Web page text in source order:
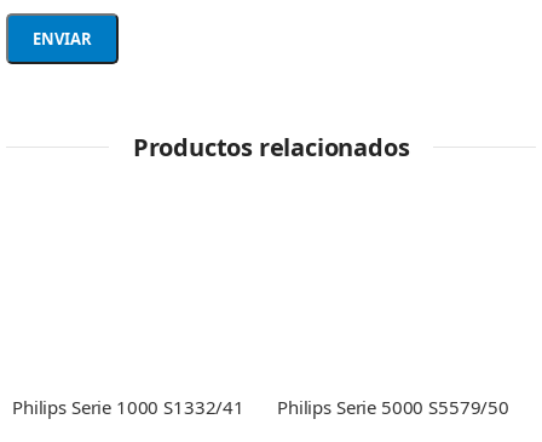
Productos relacionados
Philips Serie 1000 S1332/41 Philips Serie 5000 S5579/50